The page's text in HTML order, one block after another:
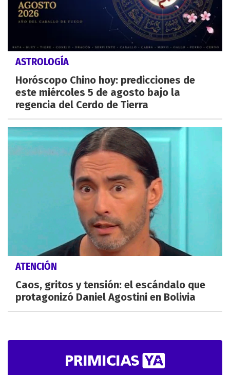
ASTROLOGÍA
Horóscopo Chino hoy: predicciones de
este miércoles 5 de agosto bajo la
regencia del Cerdo de Tierra
ATENCIÓN
Caos, gritos y tensión: el escándalo que
protagonizó Daniel Agostini en Bolivia